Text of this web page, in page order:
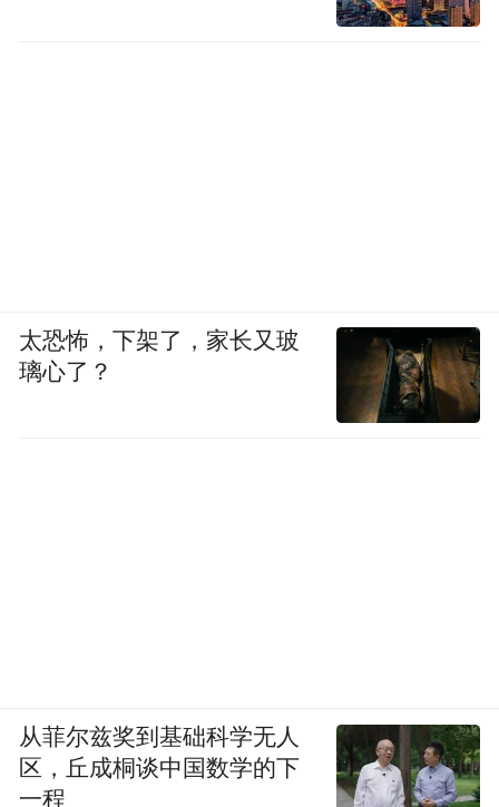
太恐怖，下架了，家长又玻
璃心了？
从菲尔兹奖到基础科学无人
区，丘成桐谈中国数学的下
一程